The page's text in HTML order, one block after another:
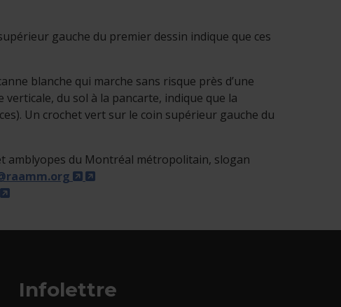
gauche du premier dessin indique que ces
blanche qui marche sans risque près d’une
du sol à la pancarte, indique que la
Un crochet vert sur le coin supérieur gauche du
amblyopes du Montréal métropolitain, slogan
Ce lien s’ouvrira dans une nouvelle fenêtre »
nouvelle fenêtre »
dans une nouvelle fenêtre.
- Cet hyperlien s'ouvrira dans une nouvelle fenêtre.
Infolettre